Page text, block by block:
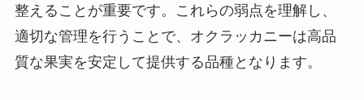
整えることが重要です。これらの弱点を理解し、
適切な管理を行うことで、オクラッカニーは高品
質な果実を安定して提供する品種となります。